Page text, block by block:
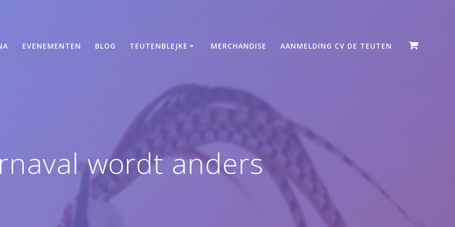
EVENEMENTEN BLOG TEUTENBLEJKE MERCHANDISE AANMELDING CV DE TEUTEN
wordt anders